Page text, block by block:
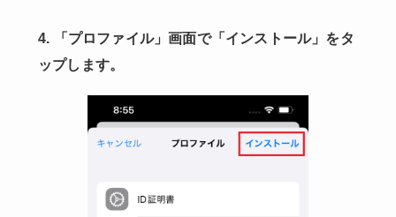
4. 「プロファイル」画面で「インストール」をタ
ップします。